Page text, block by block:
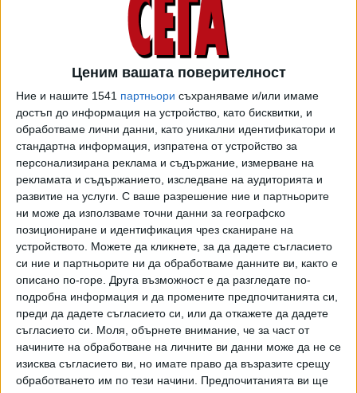
Ценим вашата поверителност
Ние и нашите 1541 партньори съхраняваме и/или имаме
достъп до информация на устройство, като бисквитки, и
обработваме лични данни, като уникални идентификатори и
стандартна информация, изпратена от устройство за
персонализирана реклама и съдържание, измерване на
рекламата и съдържанието, изследване на аудиторията и
развитие на услуги. С ваше разрешение ние и партньорите
ни може да използваме точни данни за географско
позициониране и идентификация чрез сканиране на
устройството. Можете да кликнете, за да дадете съгласието
си ние и партньорите ни да обработваме данните ви, както е
описано по-горе. Друга възможност е да разгледате по-
подробна информация и да промените предпочитанията си,
преди да дадете съгласието си, или да откажете да дадете
съгласието си. Моля, обърнете внимание, че за част от
начините на обработване на личните ви данни може да не се
изисква съгласието ви, но имате право да възразите срещу
обработването им по тези начини. Предпочитанията ви ще
Активист на ГЕРБ опита да мине с джипа си
върху протестиращи
19 Юли 2020
ЕК обяви, че магистралата през Кресна е
излишна
19 Ноем. 2019
Довършването на "Струма" ще струва поне
38 млн. лв. на км
Благоевградско стана "топ дестинация" за
изборните туристи
28 Окт. 2019
Заразата с африканска чума стигна и до
Велинград